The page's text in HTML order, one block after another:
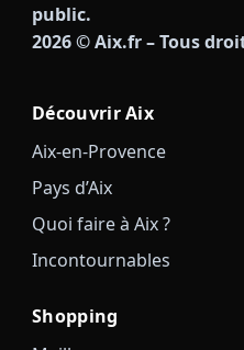
public.
2026© Aix.fr – Tous
Découvrir Aix
Aix-en-Provence
Pays d’Aix
Quoi faire à Aix ?
Incontournables
Shopping